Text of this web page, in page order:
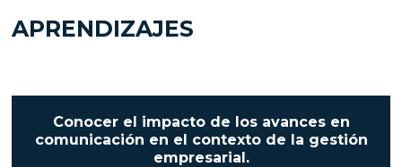
APRENDIZAJES
Conocer el impacto de los avances en
comunicación en el contexto de la gestión
empresarial.